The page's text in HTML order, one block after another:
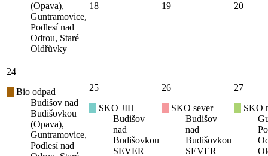
(Opava),
Guntramovice,
Podlesí nad
Odrou, Staré
Oldřůvky
18 19 20
24
Bio odpad
Budišov nad
Budišovkou
(Opava),
Guntramovice,
Podlesí nad
25
SKO JIH
Budišov
nad
Budišovkou
SEVER
26
SKO sever
Budišov
nad
Budišovkou
SEVER
27
SKO